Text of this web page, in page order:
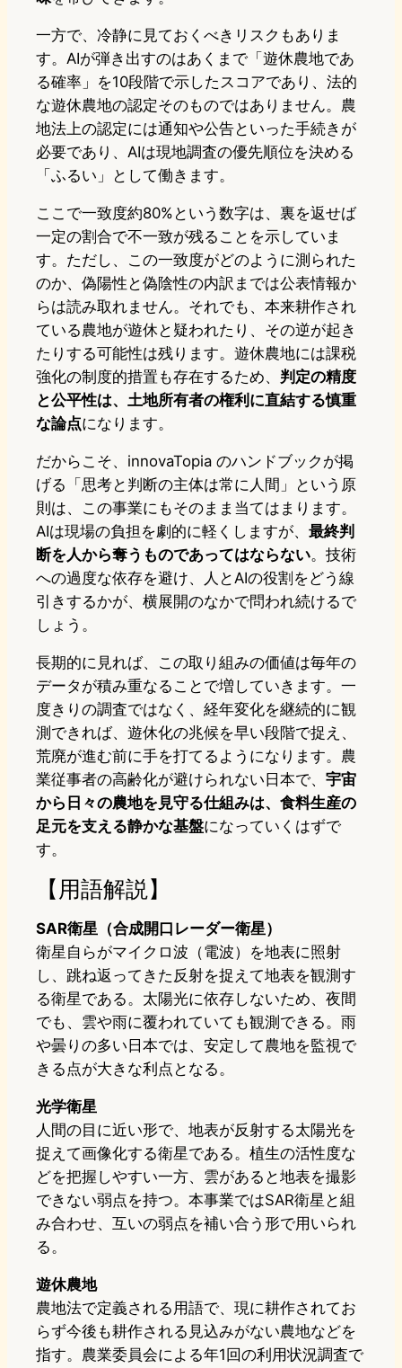
一方で、冷静に見ておくべきリスクもありま
す。AIが弾き出すのはあくまで「遊休農地であ
る確率」を10段階で示したスコアであり、法的
な遊休農地の認定そのものではありません。農
地法上の認定には通知や公告といった手続きが
必要であり、AIは現地調査の優先順位を決める
「ふるい」として働きます。
ここで一致度約80%という数字は、裏を返せば
一定の割合で不一致が残ることを示していま
す。ただし、この一致度がどのように測られた
のか、偽陽性と偽陰性の内訳までは公表情報か
らは読み取れません。それでも、本来耕作され
ている農地が遊休と疑われたり、その逆が起き
たりする可能性は残ります。遊休農地には課税
強化の制度的措置も存在するため、 判定の精度
と公平性は、土地所有者の権利に直結する慎重
な論点になります。
だからこそ、innovaTopia のハンドブックが掲
げる「思考と判断の主体は常に人間」という原
則は、この事業にもそのまま当てはまります。
AIは現場の負担を劇的に軽くしますが、 最終判
断を人から奪うものであってはならない。技術
への過度な依存を避け、人とAIの役割をどう線
引きするかが、横展開のなかで問われ続けるで
しょう。
長期的に見れば、この取り組みの価値は毎年の
データが積み重なることで増していきます。一
度きりの調査ではなく、経年変化を継続的に観
測できれば、遊休化の兆候を早い段階で捉え、
荒廃が進む前に手を打てるようになります。農
業従事者の高齢化が避けられない日本で、 宇宙
から日々の農地を見守る仕組みは、食料生産の
足元を支える静かな基盤になっていくはずで
す。
【用語解説】
SAR衛星（合成開口レーダー衛星）
衛星自らがマイクロ波（電波）を地表に照射
し、跳ね返ってきた反射を捉えて地表を観測す
る衛星である。太陽光に依存しないため、夜間
でも、雲や雨に覆われていても観測できる。雨
や曇りの多い日本では、安定して農地を監視で
きる点が大きな利点となる。
光学衛星
人間の目に近い形で、地表が反射する太陽光を
捉えて画像化する衛星である。植生の活性度な
どを把握しやすい一方、雲があると地表を撮影
できない弱点を持つ。本事業ではSAR衛星と組
み合わせ、互いの弱点を補い合う形で用いられ
る。
遊休農地
農地法で定義される用語で、現に耕作されてお
らず今後も耕作される見込みがない農地などを
指す。農業委員会による年1回の利用状況調査で